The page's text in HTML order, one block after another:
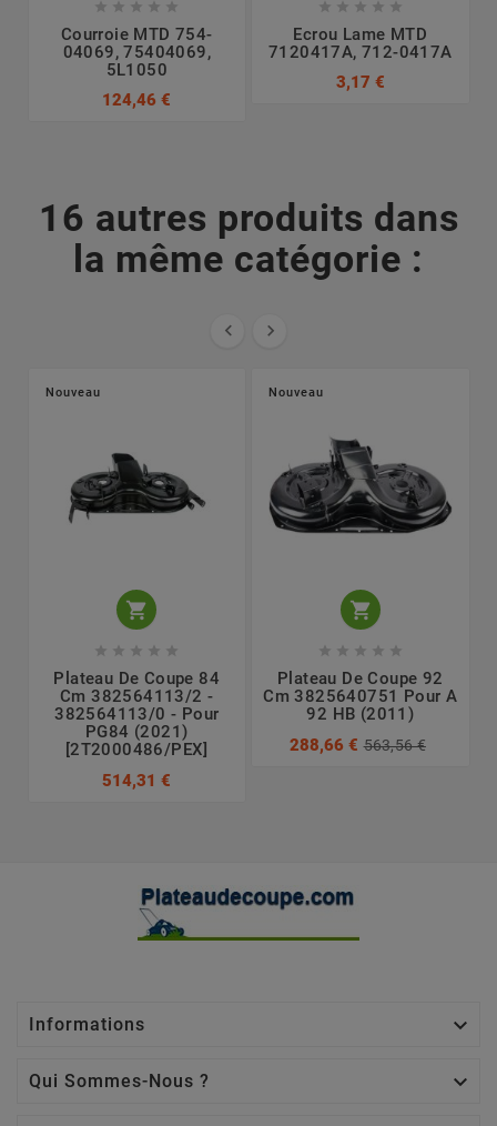
    
Courroie MTD 754-
04069, 75404069,
5L1050
124,46 €
    
Ecrou Lame MTD
7120417A, 712-0417A
3,17 €
16 autres produits dans
la même catégorie :
 
Nouveau

    
Plateau De Coupe 84
Cm 382564113/2 -
382564113/0 - Pour
PG84 (2021)
[2T2000486/PEX]
514,31 €
Nouveau

    
Plateau De Coupe 92
Cm 3825640751 Pour A
92 HB (2011)
288,66 € 563,56 €
Informations 
Qui Sommes-Nous ? 